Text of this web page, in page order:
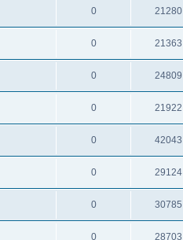
0 21280
0 21363
0 24809
0 21922
0 42043
0 29124
0 30785
0 28703